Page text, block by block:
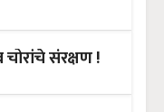
चोरांचे संरक्षण !